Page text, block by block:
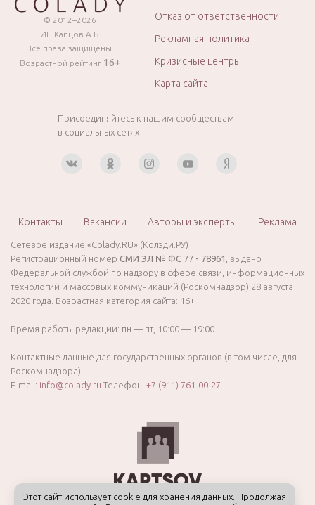
© 2012–2026
ИП Капцов А.Б.
Все права защищены.
Возрастной рейтинг 16+
Отказ от ответственности
Рекламная политика
Кризисные центры
Карта сайта
Присоединяйтесь к нашим сообществам
в социальных сетях
Контакты Вакансии Авторы и эксперты Реклама
Сетевое издание «Colady.RU» (Колэди.РУ)
Регистрационный номер СМИ ЭЛ № ФС 77 - 78961
, выдано
Федеральной службой по надзору в сфере связи, информационных
технологий и массовых коммуникаций (Роскомнадзор) 28 августа
2020 года. Возрастная категория сайта: 16+
Время работы редакции: пн — пт, 10:00 — 19:00
Контактные данные для государственных органов (в том числе, для
Роскомнадзора):
E-mail: info@colady.ru Телефон: +7 (911) 761-00-27
Этот сайт использует cookie для хранения данных. Продолжая